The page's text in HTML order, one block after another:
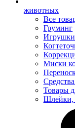
животных
Все
Груминг
Игрушки
Миски
Товары
Шлейки,